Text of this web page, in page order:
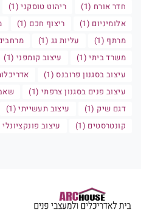
חדר אורח (1)
ריהוט טוסקני (1)
אלומיניום (1)
ריצוף חכם (1)
מרתף (1)
עליות גג (1)
משרד ביתי (1)
עיצוב קומפני (1)
עיצוב בסגנון פרובנס (1)
עיצוב פנים בסגנון צרפתי (1)
דגם שיק (1)
עיצוב תעשייתי (1)
קונטרסטים (1)
עיצוב פונקציונלי